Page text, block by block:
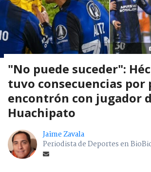
"No puede suceder":
tuvo consecuencias por
encontrón con jugador
Huachipato
Jaime Zavala
Periodista de Deportes en